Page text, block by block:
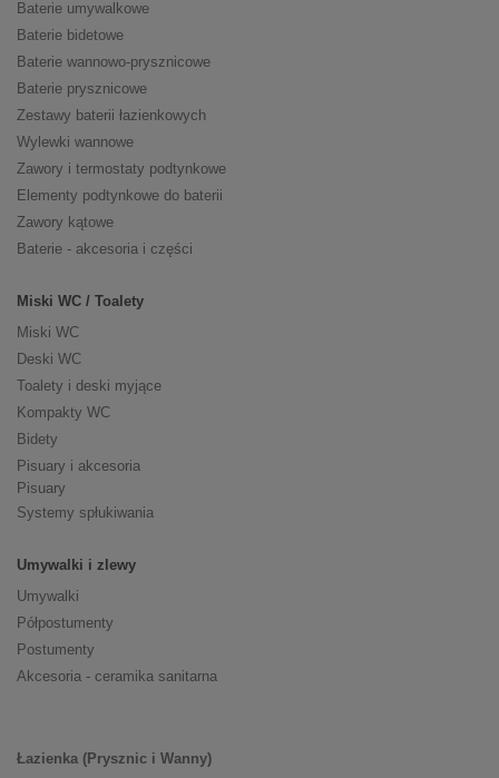
Baterie umywalkowe
Baterie bidetowe
Baterie wannowo-prysznicowe
Baterie prysznicowe
Zestawy baterii łazienkowych
Wylewki wannowe
Zawory i termostaty podtynkowe
Elementy podtynkowe do baterii
Zawory kątowe
Baterie - akcesoria i części
Miski WC / Toalety
Miski WC
Deski WC
Toalety i deski myjące
Kompakty WC
Bidety
Pisuary i akcesoria
Pisuary
Systemy spłukiwania
Umywalki i zlewy
Umywalki
Półpostumenty
Postumenty
Akcesoria - ceramika sanitarna
Łazienka (Prysznic i Wanny)